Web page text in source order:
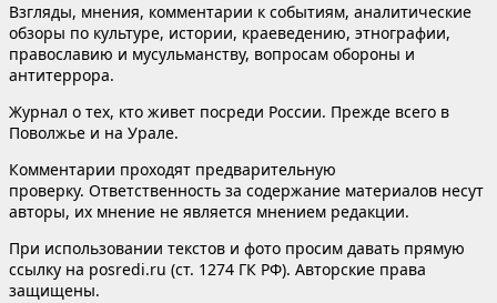
Взгляды, мнения, комментарии к событиям, аналитические
обзоры по культуре, истории, краеведению, этнографии,
православию и мусульманству, вопросам обороны и
антитеррора.
Журнал о тех, кто живет посреди России. Прежде всего в
Поволжье и на Урале.
Комментарии проходят предварительную
проверку. Ответственность за содержание материалов несут
авторы, их мнение не является мнением редакции.
При использовании текстов и фото просим давать прямую
ссылку на posredi.ru (ст. 1274 ГК РФ). Авторские права
защищены.